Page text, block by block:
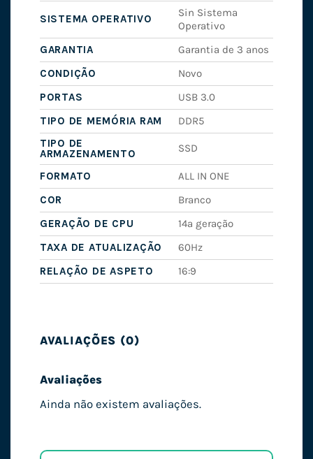
SISTEMA OPERATIVO
Sin Sistema
Operativo
GARANTIA
Garantia de 3 anos
CONDIÇÃO
Novo
PORTAS
USB 3.0
TIPO DE MEMÓRIA RAM
DDR5
TIPO DE
ARMAZENAMENTO
SSD
FORMATO
ALL IN ONE
COR
Branco
GERAÇÃO DE CPU
14ª geração
TAXA DE ATUALIZAÇÃO
60Hz
RELAÇÃO DE ASPETO
16:9
AVALIAÇÕES (0)
Avaliações
Ainda não existem avaliações.